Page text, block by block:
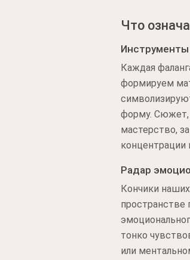
Что
Каждая
формируем
форму. Сюжет,
мастерство,
концентрации
Радар
Кончики
пространстве
тонко
или